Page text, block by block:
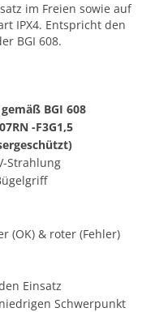
im Freien sowie auf
IPX4. Entspricht den
BGI 608.
BGI 608
-F3G1,5
Strahlung
(OK) & roter (Fehler)
Einsatz
Schwerpunkt